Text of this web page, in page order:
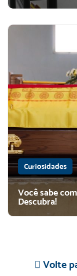
Curiosidades
Você sabe
Descubra!
Volte